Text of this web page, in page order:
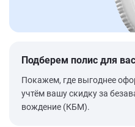
Подберем полис для вас
Покажем, где выгоднее
учтём вашу скидку за
вождение (КБМ).